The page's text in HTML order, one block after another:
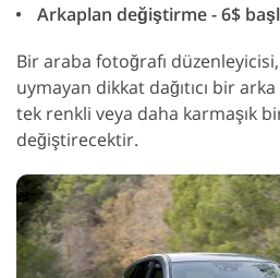
Arkaplan değiştirme - 6$
Bir araba fotoğrafı
uymayan dikkat dağıtıcı bir
tek renkli veya daha karmaşık
değiştirecektir.